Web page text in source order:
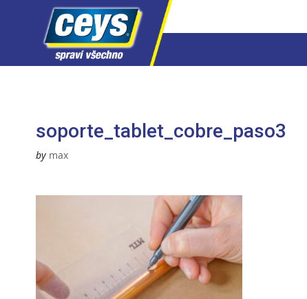
soporte_tablet_cobre_paso3
by max